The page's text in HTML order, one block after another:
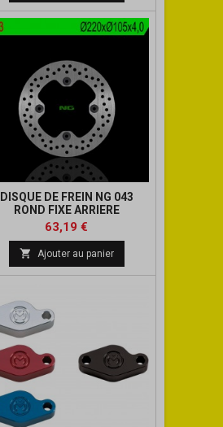
base
DISQUE DE FREIN NG 043
ROND FIXE ARRIERE
Prix
63,19 €
base
 Ajouter au panier